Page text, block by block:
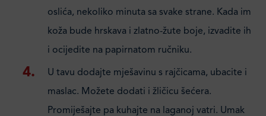
oslića, nekoliko minuta sa svake strane. Kada im
koža bude hrskava i zlatno-žute boje, izvadite ih
i ocijedite na papirnatom ručniku.
U tavu dodajte mješavinu s rajčicama, ubacite i
maslac. Možete dodati i žličicu šećera.
Promiješajte pa kuhajte na laganoj vatri. Umak